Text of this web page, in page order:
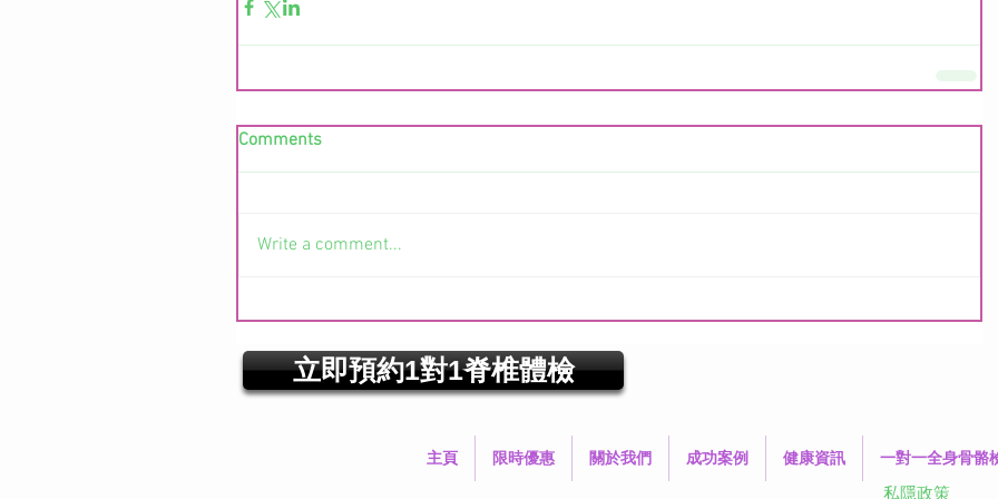
Comments
Write a comment...
立即預約1對1脊椎體檢
主頁 限時優惠 關於我們 成功案例 健康資訊 一對一全身骨骼
私隱政策